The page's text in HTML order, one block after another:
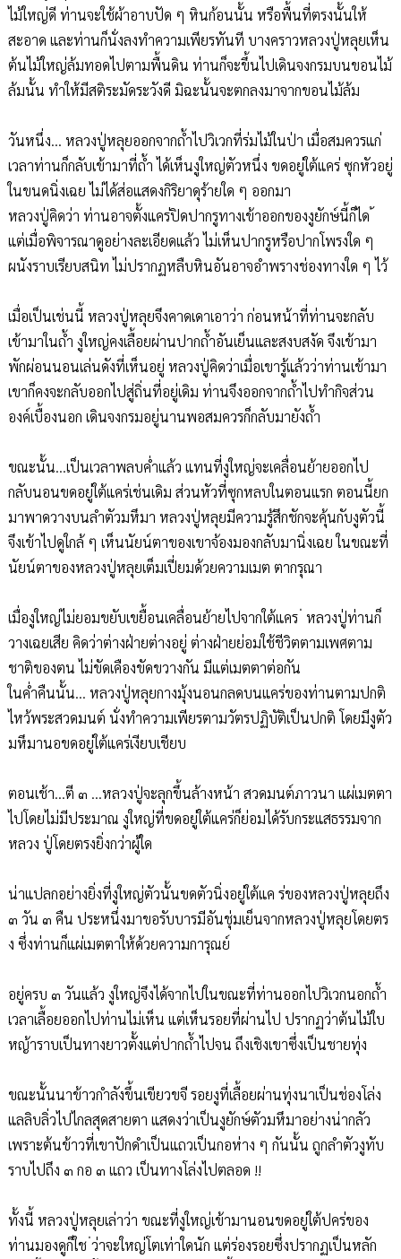
ไม้ใหญ่ดี ท่านจะใช้ผ้าอาบปัด ๆ หินก้อนนั้น หรือพื้นที่ตรงนั้นให้
สะอาด และท่านก็นั่งลงทำความเพียรทันที บางคราวหลวงปู่หลุยเห็น
ต้นไม้ใหญ่ล้มทอดไปตามพื้นดิน ท่านก็จะขึ้นไปเดินจงกรมบนขอนไม้
ล้มนั้น ทำให้มีสติระมัดระวังดี มิฉะนั้นจะตกลงมาจากขอนไม้ล้ม
วันหนึ่ง... หลวงปู่หลุยออกจากถ้ำไปวิเวกที่ร่มไม้ในป่า เมื่อสมควรแก่
เวลาท่านก็กลับเข้ามาที่ถ้ำ ได้เห็นงูใหญ่ตัวหนึ่ง ขดอยู่ใต้แคร่ ซุกหัวอยู่
ในขนดนิ่งเฉย ไม่ได้ส่อแสดงกิริยาดุร้ายใด ๆ ออกมา
หลวงปู่คิดว่า ท่านอาจตั้งแคร่ปิดปากรูทางเข้าออกของงูยักษ์นี้ก็ได ้
แต่เมื่อพิจารณาดูอย่างละเอียดแล้ว ไม่เห็นปากรูหรือปากโพรงใด ๆ
ผนังราบเรียบสนิท ไม่ปรากฏหลืบหินอันอาจอำพรางช่องทางใด ๆ ไว้
เมื่อเป็นเช่นนี้ หลวงปู่หลุยจึงคาดเดาเอาว่า ก่อนหน้าที่ท่านจะกลับ
เข้ามาในถ้ำ งูใหญ่คงเลื้อยผ่านปากถ้ำอันเย็นและสงบสงัด จึงเข้ามา
พักผ่อนนอนเล่นดังที่เห็นอยู่ หลวงปู่คิดว่าเมื่อเขารู้แล้วว่าท่านเข้ามา
เขาก็คงจะกลับออกไปสู่ถิ่นที่อยู่เดิม ท่านจึงออกจากถ้ำไปทำกิจส่วน
องค์เบื้องนอก เดินจงกรมอยู่นานพอสมควรก็กลับมายังถ้ำ
ขณะนั้น...เป็นเวลาพลบค่ำแล้ว แทนที่งูใหญ่จะเคลื่อนย้ายออกไป
กลับนอนขดอยู่ใต้แคร่เช่นเดิม ส่วนหัวที่ซุกหลบในตอนแรก ตอนนี้ยก
มาพาดวางบนลำตัวมหึมา หลวงปู่หลุยมีความรู้สึกชักจะคุ้นกับงูตัวนี้
จึงเข้าไปดูใกล้ ๆ เห็นนัยน์ตาของเขาจ้องมองกลับมานิ่งเฉย ในขณะที่
นัยน์ตาของหลวงปู่หลุยเต็มเปี่ยมด้วยความเมต ตากรุณา
เมื่องูใหญ่ไม่ยอมขยับเขยื้อนเคลื่อนย้ายไปจากใต้แคร ่ หลวงปู่ท่านก็
วางเฉยเสีย คิดว่าต่างฝ่ายต่างอยู่ ต่างฝ่ายย่อมใช้ชีวิตตามเพศตาม
ชาติของตน ไม่ขัดเคืองขัดขวางกัน มีแต่เมตตาต่อกัน
ในค่ำคืนนั้น... หลวงปู่หลุยกางมุ้งนอนกลดบนแคร่ของท่านตามปกติ
ไหว้พระสวดมนต์ นั่งทำความเพียรตามวัตรปฏิบัติเป็นปกติ โดยมีงูตัว
มหึมานอขดอยู่ใต้แคร่เงียบเชียบ
ตอนเช้า...ตี ๓ ...หลวงปู่จะลุกขึ้นล้างหน้า สวดมนต์ภาวนา แผ่เมตตา
ไปโดยไม่มีประมาณ งูใหญ่ที่ขดอยู่ใต้แคร่ก็ย่อมได้รับกระแสธรรมจาก
หลวง ปู่โดยตรงยิ่งกว่าผู้ใด
น่าแปลกอย่างยิ่งที่งูใหญ่ตัวนั้นขดตัวนิ่งอยู่ใต้แค ร่ของหลวงปู่หลุยถึง
๓ วัน ๓ คืน ประหนึ่งมาขอรับบารมีอันชุ่มเย็นจากหลวงปู่หลุยโดยตร
ง ซึ่งท่านก็แผ่เมตตาให้ด้วยความการุณย์
อยู่ครบ ๓ วันแล้ว งูใหญ่จึงได้จากไปในขณะที่ท่านออกไปวิเวกนอกถ้ำ
เวลาเลื้อยออกไปท่านไม่เห็น แต่เห็นรอยที่ผ่านไป ปรากฏว่าต้นไม้ใบ
หญ้าราบเป็นทางยาวตั้งแต่ปากถ้ำไปจน ถึงเชิงเขาซึ่งเป็นชายทุ่ง
ขณะนั้นนาข้าวกำลังขึ้นเขียวขจี รอยงูที่เลื้อยผ่านทุ่งนาเป็นช่องโล่ง
แลลิบลิ่วไปไกลสุดสายตา แสดงว่าเป็นงูยักษ์ตัวมหึมาอย่างน่ากลัว
เพราะต้นข้าวที่เขาปักดำเป็นแถวเป็นกอห่าง ๆ กันนั้น ถูกลำตัวงูทับ
ราบไปถึง ๓ กอ ๓ แถว เป็นทางโล่งไปตลอด !!
ทั้งนี้ หลวงปู่หลุยเล่าว่า ขณะที่งูใหญ่เข้ามานอนขดอยู่ใต้ปคร่ของ
ท่านมองดูก็ใช ่ว่าจะใหญ่โตเท่าใดนัก แต่ร่องรอยซึ่งปรากฏเป็นหลัก